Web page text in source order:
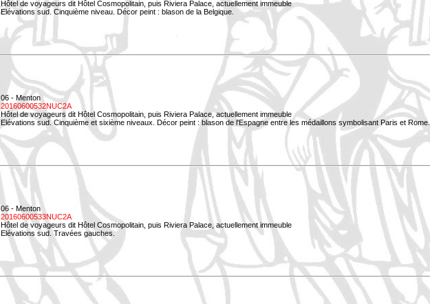
Hôtel de voyageurs dit Hôtel Cosmopolitain, puis Riviera Palace, actuellement immeuble
Elévations sud. Cinquième niveau. Décor peint : blason de la Belgique.
06 - Menton
20160600532NUC2A
Hôtel de voyageurs dit Hôtel Cosmopolitain, puis Riviera Palace, actuellement immeuble
Elévations sud. Cinquième et sixième niveaux. Décor peint : blason de l'Espagne entre les médaillons symbolisant Paris et Rome.
06 - Menton
20160600533NUC2A
Hôtel de voyageurs dit Hôtel Cosmopolitain, puis Riviera Palace, actuellement immeuble
Elévations sud. Travées gauches.